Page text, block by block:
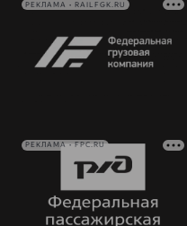
РЕКЛАМА • RAILFGK.RU
РЕКЛАМА • FPC.RU